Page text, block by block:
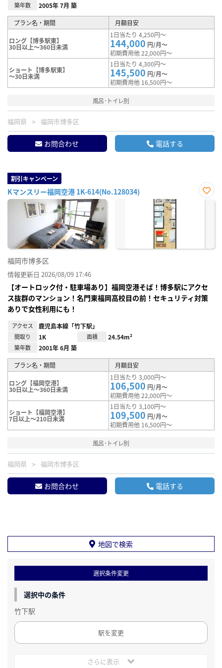
築年数 2005年 7月 築
プラン名・期間 月額目安
ロング【博多駅東】
30日以上～360日未満
1日当たり 4,250円～
144,000 円/月～
初期費用他 22,000円～
ショート【博多駅東】
～30日未満
1日当たり 4,300円～
145,500 円/月～
初期費用他 16,500円～
風呂･トイレ別
福岡県 福岡市博多区
お問合わせ 電話する
割引キャンペーン
Kマンスリー福岡空港 1K-614(No.128034)
お気
福岡市博多区
情報更新日 2026/08/09 17:46
【オートロック付・駐車場あり】福岡空港そば！博多駅にアクセ
ス抜群のマンション！名門東福岡高校目の前！セキュリティ対策
ありで女性利用にも！
アクセス 鹿児島本線「竹下駅」
間取り 1K 面積 24.54m²
築年数 2001年 6月 築
プラン名・期間 月額目安
ロング【福岡空港】
30日以上～360日未満
1日当たり 3,000円～
106,500 円/月～
初期費用他 22,000円～
ショート【福岡空港】
7日以上～210日未満
1日当たり 3,100円～
109,500 円/月～
初期費用他 16,500円～
風呂･トイレ別
福岡県 福岡市博多区
お問合わせ 電話する
地図で検索
選択条件変更
選択中の条件
竹下駅
駅を変更
さらに表示